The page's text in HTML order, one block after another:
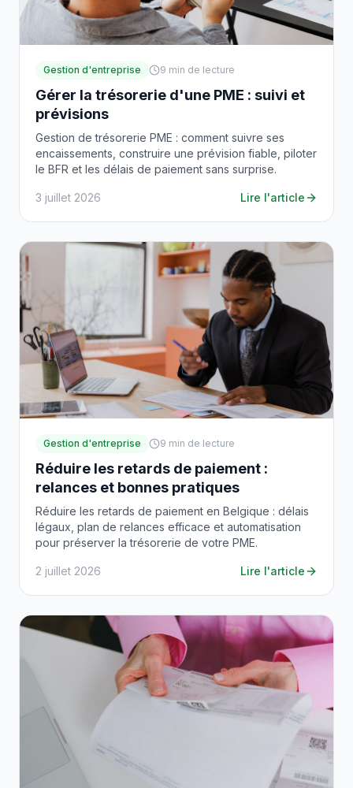
Gestion d'entreprise 9 min de lecture
Gérer la trésorerie d'une PME : suivi et
prévisions
Gestion de trésorerie PME : comment suivre ses
encaissements, construire une prévision fiable, piloter
le BFR et les délais de paiement sans surprise.
3 juillet 2026 Lire l'article
Gestion d'entreprise 9 min de lecture
Réduire les retards de paiement :
relances et bonnes pratiques
Réduire les retards de paiement en Belgique : délais
légaux, plan de relances efficace et automatisation
pour préserver la trésorerie de votre PME.
2 juillet 2026 Lire l'article